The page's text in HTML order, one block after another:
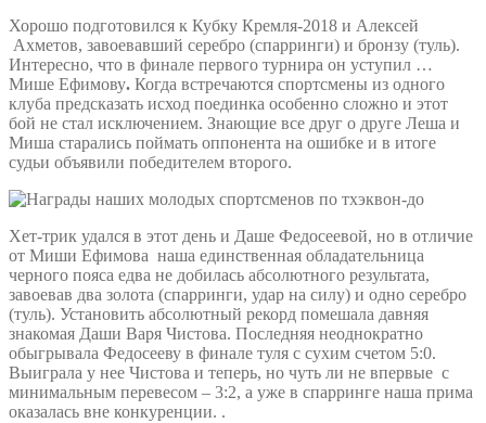
Хорошо подготовился к Кубку Кремля-2018 и Алексей
Ахметов, завоевавший серебро (спарринги) и бронзу (туль).
Интересно, что в финале первого турнира он уступил …
Мише Ефимову. Когда встречаются спортсмены из одного
клуба предсказать исход поединка особенно сложно и этот
бой не стал исключением. Знающие все друг о друге Леша и
Миша старались поймать оппонента на ошибке и в итоге
судьи объявили победителем второго.
Хет-трик удался в этот день и Даше Федосеевой, но в отличие
от Миши Ефимова наша единственная обладательница
черного пояса едва не добилась абсолютного результата,
завоевав два золота (спарринги, удар на силу) и одно серебро
(туль). Установить абсолютный рекорд помешала давняя
знакомая Даши Варя Чистова. Последняя неоднократно
обыгрывала Федосееву в финале туля с сухим счетом 5:0.
Выиграла у нее Чистова и теперь, но чуть ли не впервые с
минимальным перевесом – 3:2, а уже в спарринге наша прима
оказалась вне конкуренции. .